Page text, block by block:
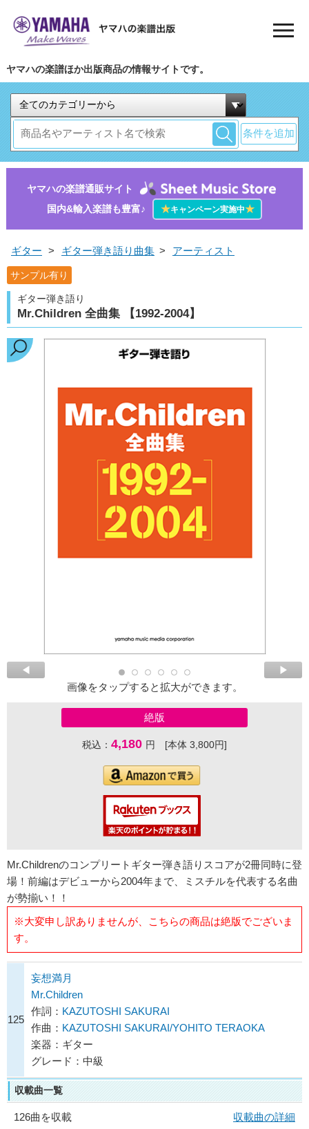
ヤマハの楽譜ほか出版商品の情報サイトです。
条件を追加
ヤマハの楽譜通販サイト
国内&輸入楽譜も豊富♪
★キャンペーン実施中★
ギター > ギター弾き語り曲集 > アーティスト
サンプル有り
ギター弾き語り
Mr.Children 全曲集 【1992-2004】
画像をタップすると拡大ができます。
絶版
税込： 4,180 円 [本体 3,800円]
Mr.Childrenのコンプリートギター弾き語りスコアが2冊同時に登
場！前編はデビューから2004年まで、ミスチルを代表する名曲
が勢揃い！！
※大変申し訳ありませんが、こちらの商品は絶版でございま
す。
125
妄想満月
Mr.Children
作詞： KAZUTOSHI SAKURAI
作曲： KAZUTOSHI SAKURAI/YOHITO TERAOKA
楽器：ギター
グレード：中級
収載曲一覧
126曲を収載
収載曲の詳細